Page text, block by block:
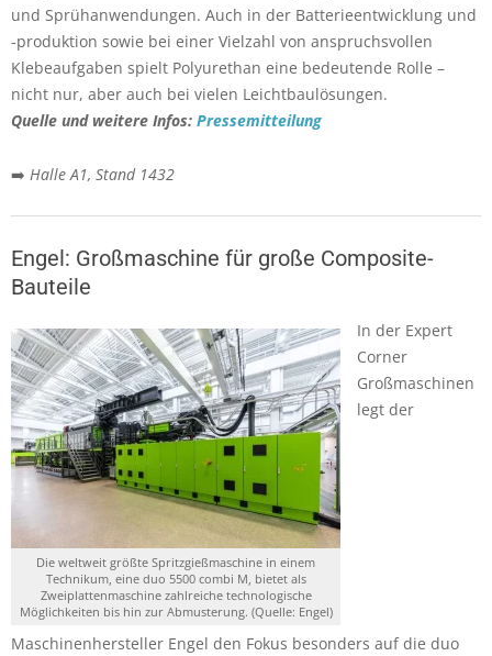
und Sprühanwendungen. Auch in der Batterieentwicklung und
-produktion sowie bei einer Vielzahl von anspruchsvollen
Klebeaufgaben spielt Polyurethan eine bedeutende Rolle –
nicht nur, aber auch bei vielen Leichtbaulösungen.
Quelle und weitere Infos: Pressemitteilung
➡️ Halle A1, Stand 1432
Engel: Großmaschine für große Composite-
Bauteile
Die weltweit größte Spritzgießmaschine in einem
Technikum, eine duo 5500 combi M, bietet als
Zweiplattenmaschine zahlreiche technologische
Möglichkeiten bis hin zur Abmusterung. (Quelle: Engel)
In der Expert
Corner
Großmaschinen
legt der
Maschinenhersteller Engel den Fokus besonders auf die duo